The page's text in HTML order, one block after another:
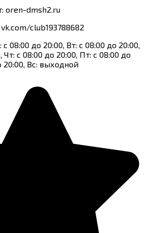
oren-dmsh2.ru
club193788682
08:00 до 20:00, Вт: с 08:00 до 20:00,
Чт: с 08:00 до 20:00, Пт: с 08:00 до
20:00, Вс: выходной